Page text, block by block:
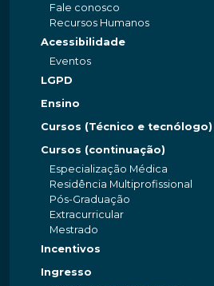
Fale conosco
Recursos Humanos
Acessibilidade
Eventos
LGPD
Ensino
Cursos (Técnico e tecnólogo)
Cursos (continuação)
Especialização Médica
Residência Multiprofissional
Pós-Graduação
Extracurricular
Mestrado
Incentivos
Ingresso